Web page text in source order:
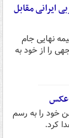
ایرانی مقابل
نهایی جام
را از خود به
خود را به رسم
کرد.